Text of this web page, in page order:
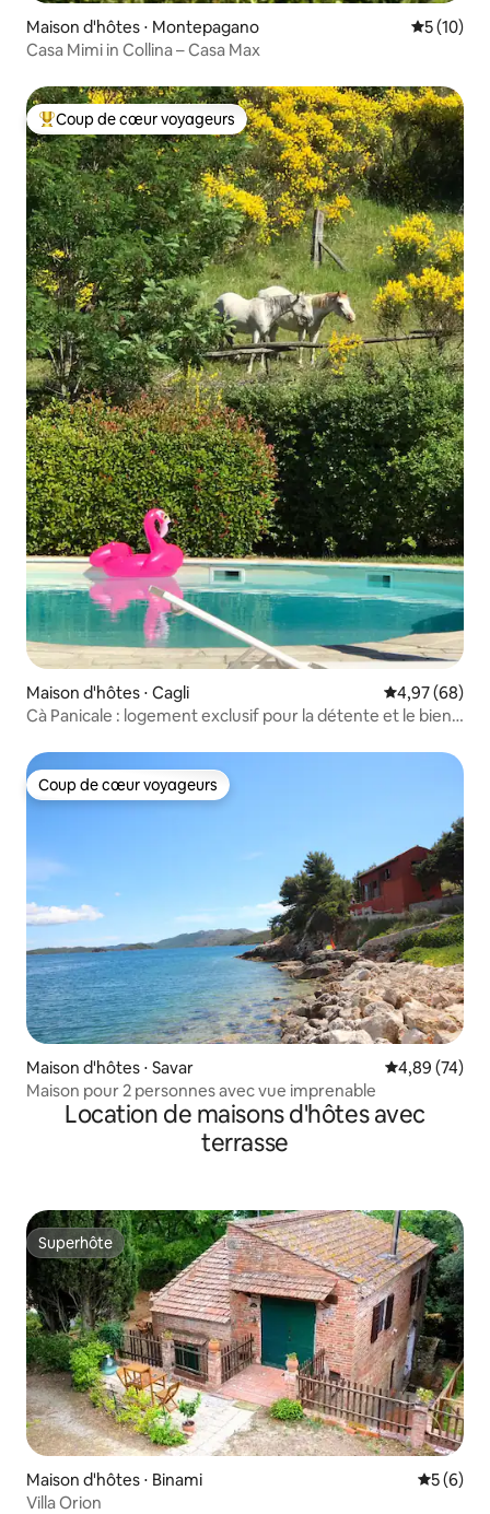
Maison d'hôtes ⋅ Montepagano
5 (10)
Casa Mimi in Collina – Casa Max
Coups de cœur voyageurs les plus appréciés
Coup de cœur voyageurs
Maison d'hôtes ⋅ Cagli Évaluation
4,97 (68)
Cà Panicale : logement exclusif pour la détente et le bien-
Coup de cœur voyageurs
Coup de cœur voyageurs
Maison d'hôtes ⋅ Savar Évaluation
4,89 (74)
Maison pour 2 personnes avec vue imprenable
Location de maisons d'hôtes avec
terrasse
Superhôte
Superhôte
Maison d'hôtes ⋅ Binami
5 (6)
Villa Orion